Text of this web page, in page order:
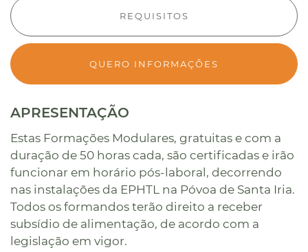
APRESENTAÇÃO
Estas Formações Modulares, gratuitas e com a
duração de 50 horas cada, são certificadas e irão
funcionar em horário pós-laboral, decorrendo
nas instalações da EPHTL na Póvoa de Santa Iria.
Todos os formandos terão direito a receber
subsídio de alimentação, de acordo com a
legislação em vigor.
REQUISITOS
QUERO INFORMAÇÕES